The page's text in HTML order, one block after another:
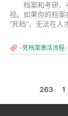
档案和考研、考
视。如果你的档
“死档”，无法在人
-死档案激活流程
263 1